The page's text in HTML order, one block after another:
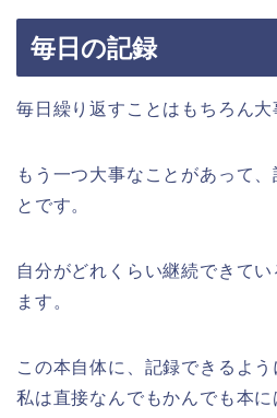
毎日の記録
毎日繰り返すことはもちろん大
もう一つ大事なことがあって
とです。
自分がどれくらい継続できて
ます。
この本自体に、記録できるよう
私は直接なんでもかんでも本